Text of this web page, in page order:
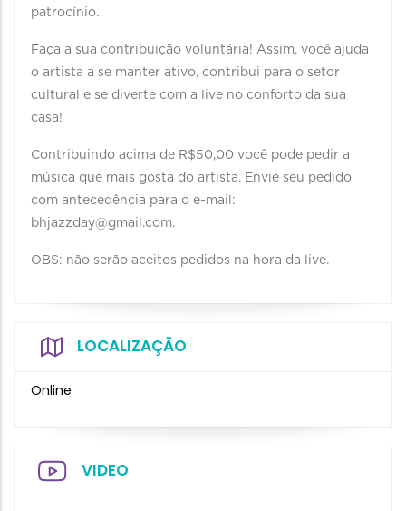
patrocínio.
Faça a sua contribuição voluntária! Assim, você ajuda
o artista a se manter ativo, contribui para o setor
cultural e se diverte com a live no conforto da sua
casa!
Contribuindo acima de R$50,00 você pode pedir a
música que mais gosta do artista. Envie seu pedido
com antecedência para o e-mail:
bhjazzday@gmail.com.
OBS: não serão aceitos pedidos na hora da live.
LOCALIZAÇÃO
Online
VIDEO